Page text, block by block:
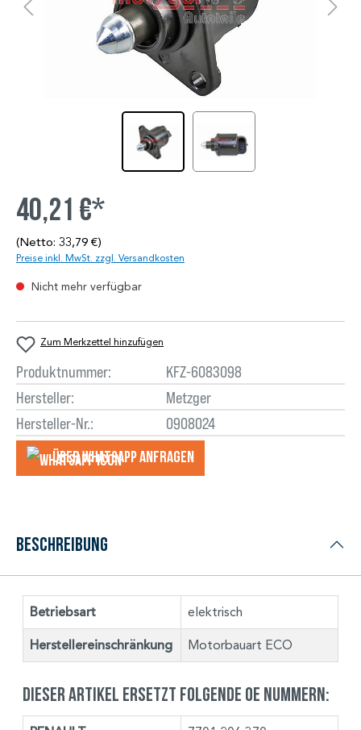
40,21 €*
(Netto: 33,79 €)
Preise inkl. MwSt. zzgl. Versandkosten
Nicht mehr verfügbar
Zum Merkzettel hinzufügen
Produktnummer:
KFZ-6083098
Hersteller:
Metzger
Hersteller-Nr.:
0908024
Über WhatsApp anfragеn
Beschreibung
Betriebsart elektrisch
Herstellereinschränkung Motorbauart ECO
Dieser Artikel ersetzt folgende OE Nummern: